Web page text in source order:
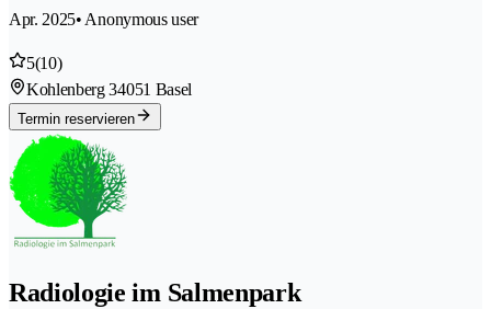
Apr. 2025• Anonymous user
5(10)
Kohlenberg 34051 Basel
Termin reservieren
Radiologie im Salmenpark